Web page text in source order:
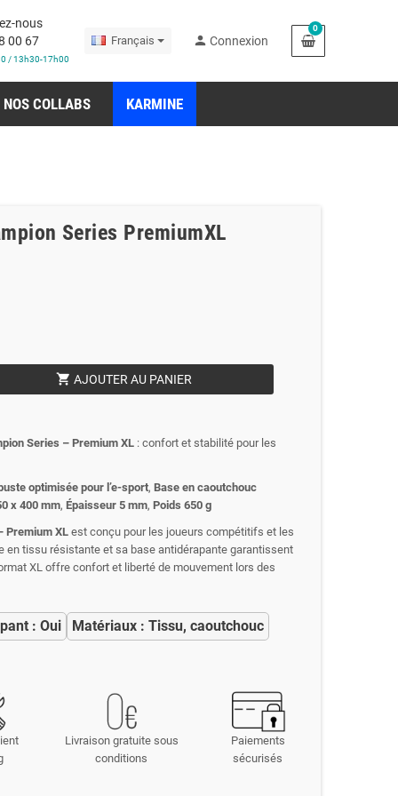
nous
00 67
/ 13h30-17h00
Français person Connexion
0
NOS COLLABS KARMINE
Series PremiumXL
shopping_cart AJOUTER AU PANIER
Series – Premium XL : confort et stabilité pour les
optimisée pour l’e-sport, Base en caoutchouc
x 400 mm, Épaisseur 5 mm, Poids 650 g
Premium XLest conçu pour les joueurs compétitifs et les
en tissu résistante et sa base antidérapante garantissent
XL offre confort et liberté de mouvement lors des
: Oui
Matériaux : Tissu, caoutchouc
Livraison gratuite sous
conditions
Paiements
sécurisés